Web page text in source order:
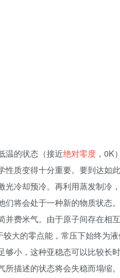
温的状态（接近绝对零度 ，0K
性质变得十分重要。要到达如
冷却预冷。再利用蒸发制冷，
们将会处于一种新的物质状态
并费米气。由于原子间存在相
大的零点能，常压下始终为
够小，这种亚稳态可以比较长
所描述的状态将会失稳而塌缩